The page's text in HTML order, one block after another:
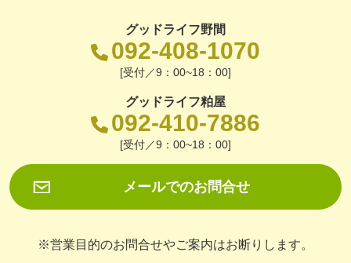
グッドライフ野間
092-408-1070
[受付／9：00~18：00]
グッドライフ粕屋
092-410-7886
[受付／9：00~18：00]
メールでのお問合せ
※営業目的のお問合せやご案内はお断りします。